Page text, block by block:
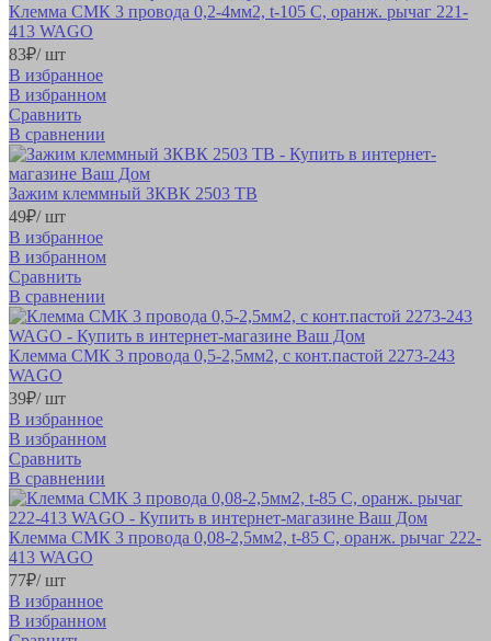
Клемма СМК 3 провода 0,2-4мм2, t-105 C, оранж. рычаг 221-
413 WAGO
83₽/ шт
В избранное
В избранном
Сравнить
В сравнении
Зажим клеммный ЗКВК 2503 ТВ
49₽/ шт
В избранное
В избранном
Сравнить
В сравнении
Клемма СМК 3 провода 0,5-2,5мм2, с конт.пастой 2273-243
WAGO
39₽/ шт
В избранное
В избранном
Сравнить
В сравнении
Клемма СМК 3 провода 0,08-2,5мм2, t-85 C, оранж. рычаг 222-
413 WAGO
77₽/ шт
В избранное
В избранном